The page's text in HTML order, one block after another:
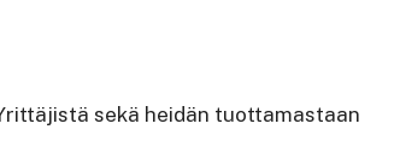
sekä heidän tuottamastaan